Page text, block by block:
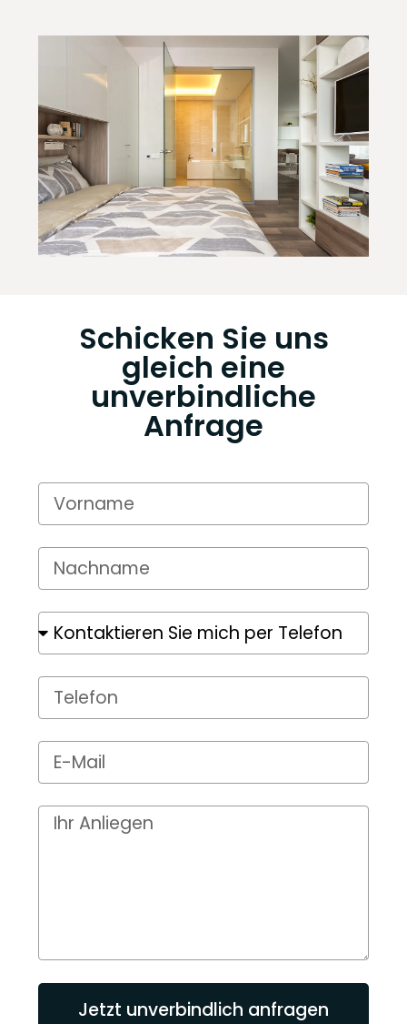
Schicken Sie uns
gleich eine
unverbindliche
Anfrage
Jetzt unverbindlich anfragen